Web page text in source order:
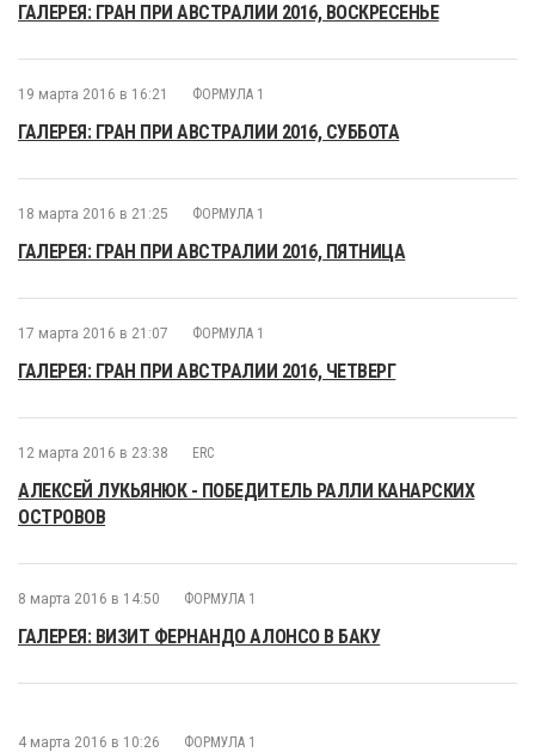
ГАЛЕРЕЯ: ГРАН ПРИ АВСТРАЛИИ 2016, ВОСКРЕСЕНЬЕ
19 марта 2016 в 16:21 ФОРМУЛА 1
ГАЛЕРЕЯ: ГРАН ПРИ АВСТРАЛИИ 2016, СУББОТА
18 марта 2016 в 21:25 ФОРМУЛА 1
ГАЛЕРЕЯ: ГРАН ПРИ АВСТРАЛИИ 2016, ПЯТНИЦА
17 марта 2016 в 21:07 ФОРМУЛА 1
ГАЛЕРЕЯ: ГРАН ПРИ АВСТРАЛИИ 2016, ЧЕТВЕРГ
12 марта 2016 в 23:38 ERC
АЛЕКСЕЙ ЛУКЬЯНЮК - ПОБЕДИТЕЛЬ РАЛЛИ КАНАРСКИХ
ОСТРОВОВ
8 марта 2016 в 14:50 ФОРМУЛА 1
ГАЛЕРЕЯ: ВИЗИТ ФЕРНАНДО АЛОНСО В БАКУ
4 марта 2016 в 10:26 ФОРМУЛА 1